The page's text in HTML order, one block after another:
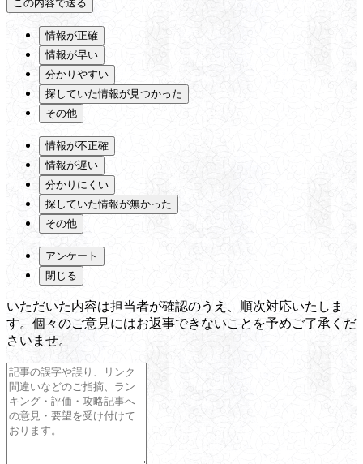
情報が正確
情報が早い
分かりやすい
探していた情報が見つかった
その他
情報が不正確
情報が遅い
分かりにくい
探していた情報が無かった
その他
アンケート
閉じる
いただいた内容は担当者が確認のうえ、順次対応いたしま
す。個々のご意見にはお返事できないことを予めご了承くだ
さいませ。